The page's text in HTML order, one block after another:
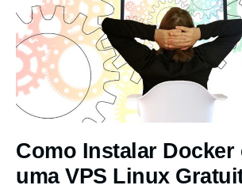
Como Instalar Docker
uma VPS Linux